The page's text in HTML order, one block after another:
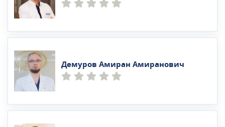
Демуров Амиран Амиранович